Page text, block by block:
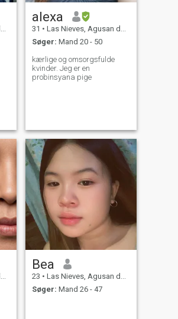
alexa
31 • Las Nieves, Agusan del Norte, Filippinerne
Søger: Mand 20 - 50
kærlige og omsorgsfulde
kvinder. Jeg er en
probinsyana pige
Bea
23 • Las Nieves, Agusan del Norte, Filippinerne
Søger: Mand 26 - 47